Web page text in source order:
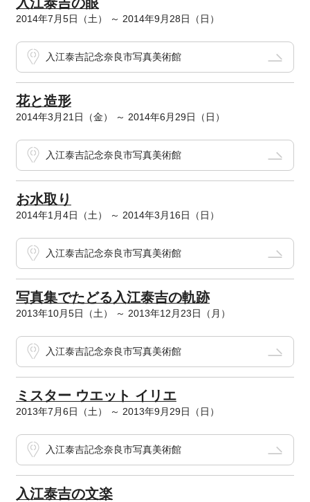
2014年7月5日（土） ～ 2014年9月28日（日）
入江泰吉記念奈良市写真美術館
花と造形
2014年3月21日（金） ～ 2014年6月29日（日）
入江泰吉記念奈良市写真美術館
お水取り
2014年1月4日（土） ～ 2014年3月16日（日）
入江泰吉記念奈良市写真美術館
写真集でたどる入江泰吉の軌跡
2013年10月5日（土） ～ 2013年12月23日（月）
入江泰吉記念奈良市写真美術館
ミスター ウエット イリエ
2013年7月6日（土） ～ 2013年9月29日（日）
入江泰吉記念奈良市写真美術館
入江泰吉の文楽